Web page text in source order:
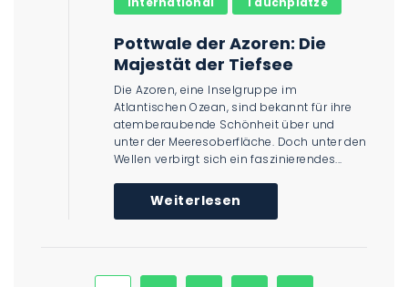
Pottwale der Azoren: Die
Majestät der Tiefsee
Die Azoren, eine Inselgruppe im
Atlantischen Ozean, sind bekannt für ihre
atemberaubende Schönheit über und
unter der Meeresoberfläche. Doch unter den
Wellen verbirgt sich ein faszinierendes...
Weiterlesen